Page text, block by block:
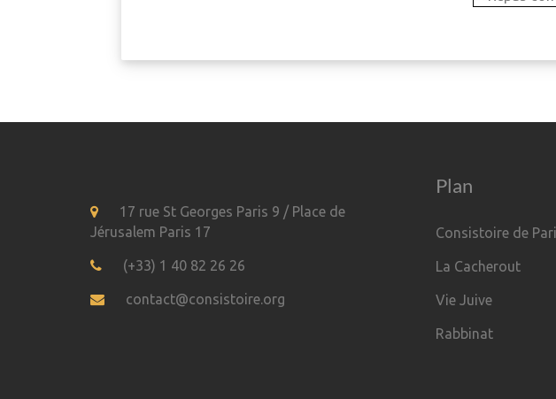
17 rue St Georges Paris 9 / Place de
Jérusalem Paris 17
(+33) 1 40 82 26 26
contact@consistoire.org
Plan
Consistoire de
La Cacherout
Vie Juive
Rabbinat